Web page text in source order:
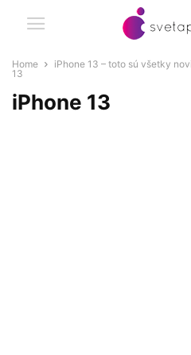
Home iPhone 13 – toto sú všetky
13
iPhone 13